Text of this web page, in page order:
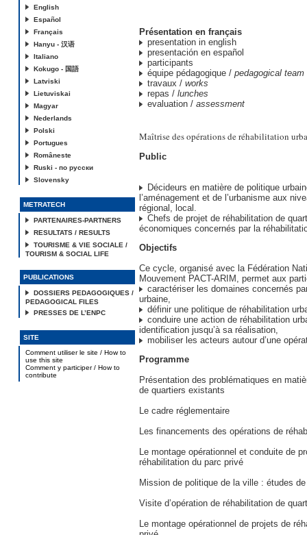
English
Español
Français
Hanyu - 汉语
Italiano
Kokugo - 国語
Latviski
Lietuviskai
Magyar
Nederlands
Polski
Portugues
Româneste
Ruski - по русски
Slovensky
METRATECH
PARTENAIRES-PARTNERS
RESULTATS / RESULTS
TOURISME & VIE SOCIALE /
TOURISM & SOCIAL LIFE
PUBLICATIONS
DOSSIERS PEDAGOGIQUES /
PEDAGOGICAL FILES
PRESSES DE L’ENPC
SITE
Comment utiliser le site / How to
use this site
Comment y participer / How to
contribute
Présentation en français
presentation in english
presentación en español
participants
équipe pédagogique / pedagogical team
travaux / works
repas / lunches
evaluation / assessment
Maîtrise des opérations de réhabilitation
Public
Décideurs en matière de politique
l’aménagement et de l’urbanisme aux
régional, local.
Chefs de projet de réhabilitation de
économiques concernés par la
Objectifs
Ce cycle, organisé avec la Fédération
Mouvement PACT-ARIM, permet aux
caractériser les domaines concernés
urbaine,
définir une politique de réhabilitation
conduire une action de réhabilitation
identification jusqu’à sa réalisation,
mobiliser les acteurs autour d’une
Programme
Présentation des problématiques en
de quartiers existants
Le cadre réglementaire
Les financements des opérations de
Le montage opérationnel et conduite de
réhabilitation du parc privé
Mission de politique de la ville : études
Visite d’opération de réhabilitation de
Le montage opérationnel de projets de